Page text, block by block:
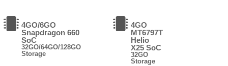
4GO/6GO
Snapdragon 660
SoC
32GO/64GO/128GO
Storage
4GO
MT6797T
Helio
X25 SoC
32GO
Storage